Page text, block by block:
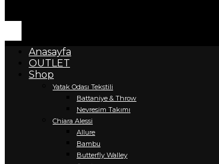
Anasayfa
OUTLET
Shop
Yatak Odası Tekstili
Battaniye & Throw
Nevresim Takımı
Chiara Alessi
Allure
Bambu
Butterfly Walley